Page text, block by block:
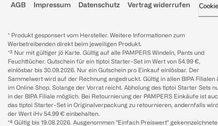
AGB Impressum Datenschutz Vertrag widerrufen
* Produkt gesponsert vom Hersteller. Weitere Informationen zum
Werbetreibenden direkt beim jeweiligen Produkt.
*³ Nur mit gültiger jö Karte. Gültig auf alle PAMPERS Windeln, Pants und
Feuchttücher. Gutschein für ein tiptoi Starter-Set im Wert von 54.99 €,
einlösbar bis 30.09.2026. Nur ein Gutschein pro Einkauf einlösbar. Der
Sammelwert wird auf der Rechnung angedruckt. Gültig in allen BIPA Filialen
im Online Shop. Solange der Vorrat reicht. Abholung des tiptoi Starter Sets
in der BIPA Filiale möglich. Bei Retournierung der PAMPERS Einkäufe ist
das tiptoi Starter-Set in Originalverpackung zu retournieren, andernfalls wird
der Wert iHv 54.99 € einbehalten.
*⁴ Gültig bis 19.08.2026. Ausgenommen "Einfach Preiswert" gekennzeichnete